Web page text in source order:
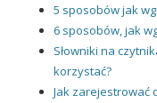
5 sposobów jak
6 sposobów, jak
Słowniki na
korzystać?
Jak zarejestrować